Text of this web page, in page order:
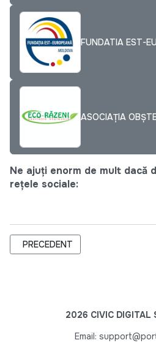
FUNDATIA EST-
ASOCIAȚIA
Ne ajuți enorm de mult dacă
rețele sociale:
ARTICOL PRECEDENT:
PRECEDENT
2026 CIVIC DIGITAL
Email: